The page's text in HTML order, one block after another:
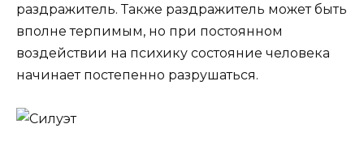
раздражитель. Также раздражитель может быть
вполне терпимым, но при постоянном
воздействии на психику состояние человека
начинает постепенно разрушаться.